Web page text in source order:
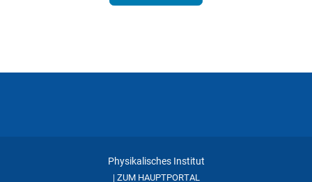
Physikalisches Institut
ZUM HAUPTPORTAL